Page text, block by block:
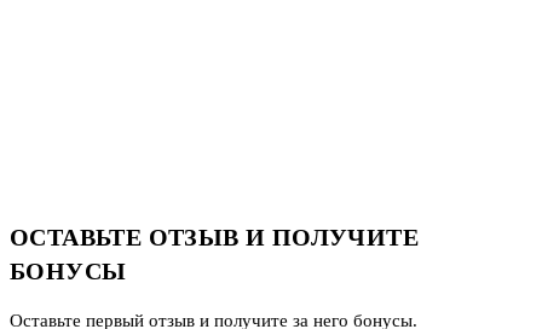
ОСТАВЬТЕ ОТЗЫВ И ПОЛУЧИТЕ
БОНУСЫ
Оставьте первый отзыв и получите за него бонусы.